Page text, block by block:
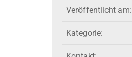
Veröffentlicht am:
Kategorie: